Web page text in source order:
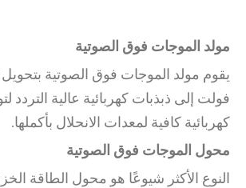
مولد الموجات فوق الصوتية
فولت إلى ذبذبات كهربائية عالية التردد
كهربائية كافية لمعدات الانحلال بأكملها.
محول الموجات فوق الصوتية
النوع الأكثر شيوعًا هو محول الطاقة